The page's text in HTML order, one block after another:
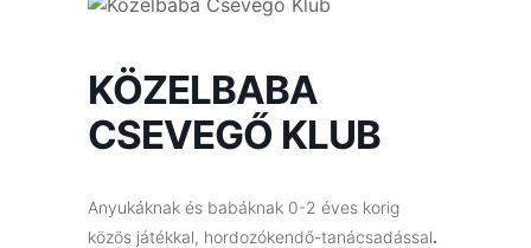
KÖZELBABA
CSEVEGŐ KLUB
Anyukáknak és babáknak 0-2 éves korig
közös játékkal, hordozókendő-tanácsadással.